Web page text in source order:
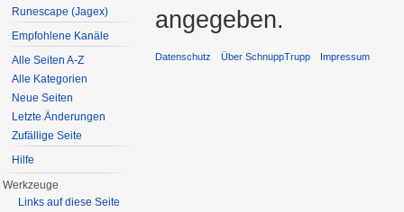
Runescape (Jagex)
Empfohlene Kanäle
Alle Seiten A-Z
Alle Kategorien
Neue Seiten
Letzte Änderungen
Zufällige Seite
Hilfe
Werkzeuge
Links auf diese Seite
angegeben.
Datenschutz Über SchnuppTrupp Impressum